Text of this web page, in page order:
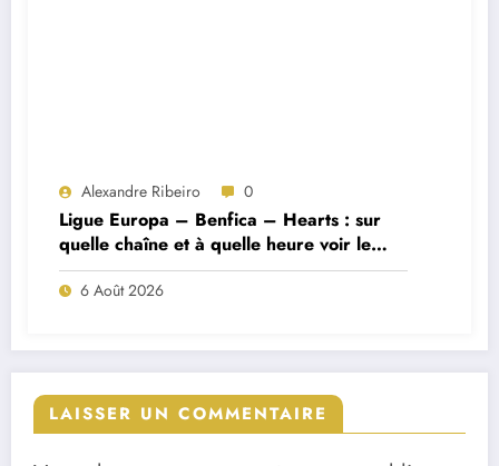
Alexandre Ribeiro 0
Ligue Europa – Benfica – Hearts : sur
quelle chaîne et à quelle heure voir le
match ?
6 Août 2026
LAISSER UN COMMENTAIRE